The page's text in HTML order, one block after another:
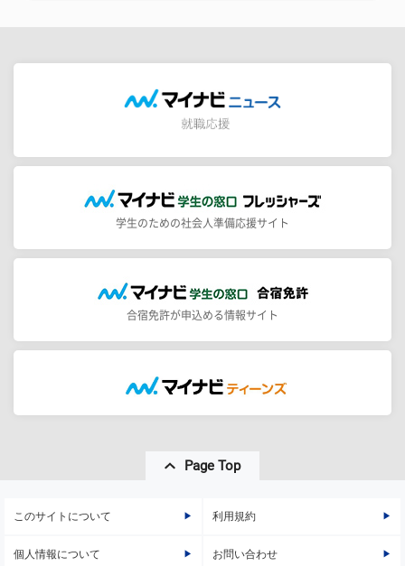
学生のための社会人準備応援サイト
合宿免許が申込める情報サイト
Page Top
このサイトについて 利用規約
個人情報について お問い合わせ